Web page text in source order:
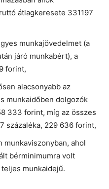
átlagkeresete 331197
munkajövedelmet (a
járó munkabért), a
forint,
alacsonyabb az
munkaidőben dolgozók
333 forint, míg az összes
százaléka, 229 636 forint,
ahol
bérminimumra volt
munkaidejű.